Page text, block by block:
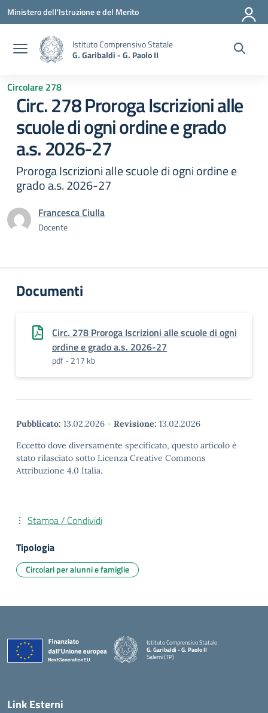
Vai ai contenuti
Vai al menu di navigazione
Vai al footer
Ministero dell'Istruzione e del Merito
Istituto Comprensivo Statale
G. Garibaldi - G. Paolo II
Circolare 278
Circ. 278 Proroga Iscrizioni alle
scuole di ogni ordine e grado
a.s. 2026-27
Proroga Iscrizioni alle scuole di ogni ordine e
grado a.s. 2026-27
Francesca Ciulla
Docente
Documenti
Circ. 278 Proroga Iscrizioni alle scuole di ogni
ordine e grado a.s. 2026-27
pdf - 217 kb
Pubblicato: 13.02.2026 - Revisione: 13.02.2026
Eccetto dove diversamente specificato, questo articolo è
stato rilasciato sotto Licenza Creative Commons
Attribuzione 4.0 Italia.
Stampa / Condividi
Tipologia
Circolari per alunni e famiglie
Istituto Comprensivo Statale
G. Garibaldi - G. Paolo II
Salemi (TP)
Link Esterni